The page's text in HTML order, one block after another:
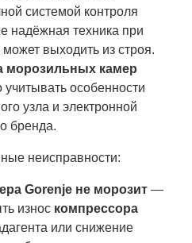
системой контроля
надёжная техника при
выходить из строя.
морозильных камер
учитывать особенности
узла и электронной
бренда.
неисправности:
Gorenje не морозит —
износ компрессора
или снижение